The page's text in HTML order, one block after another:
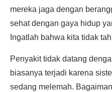
mereka jaga dengan
sehat dengan gaya hidup
Ingatlah bahwa kita tidak
Penyakit tidak datang
biasanya terjadi karena
sedang melemah.